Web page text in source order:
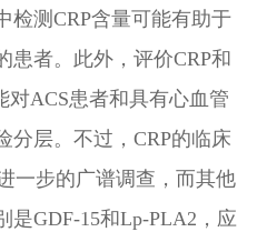
检测CRP含量可能有助于
患者。此外，评价CRP和
对ACS患者和具有心血管
分层。不过，CRP的临床
一步的广谱调查，而其他
是GDF-15和Lp-PLA2，应